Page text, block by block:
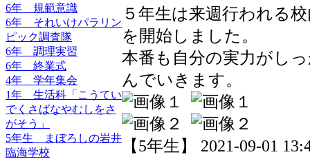
6年 規範意識
6年 それいけパラリン
ピック調査隊
6年 調理実習
6年 終業式
4年 学年集会
1年 生活科「こうてい
でくさばなやむしをさ
がそう」
5年生 まぼろしの岩井
臨海学校
５年生は来週行われる
を開始しました。
本番も自分の実力がし
んでいきます。
【5年生】 2021-09-01